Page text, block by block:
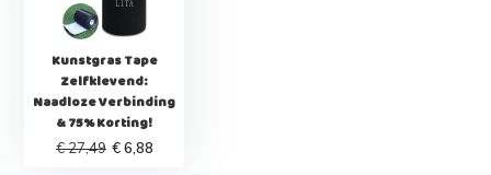
Kunstgras Tape
Zelfklevend:
Naadloze Verbinding
& 75% Korting!
€ 27,49 € 6,88